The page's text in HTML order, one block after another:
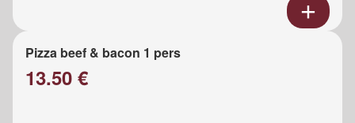
Pizza beef & bacon 1 pers
13.50 €